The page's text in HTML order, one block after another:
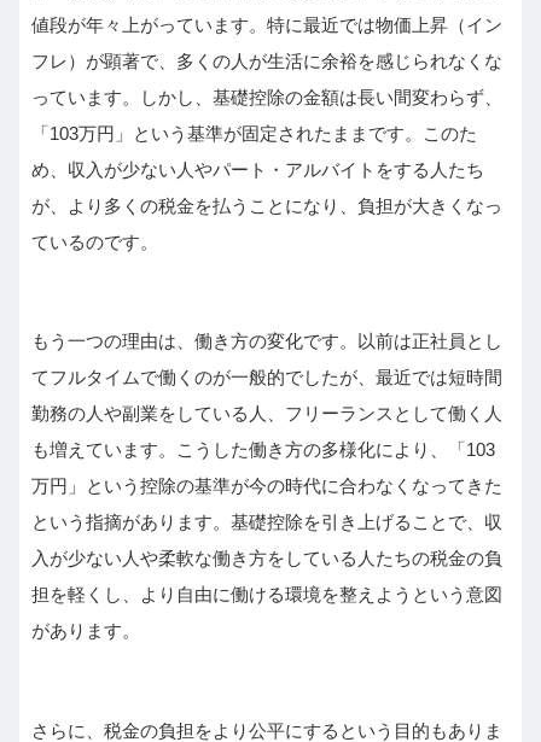
値段が年々上がっています。特に最近では物価上昇（イン
フレ）が顕著で、多くの人が生活に余裕を感じられなくな
っています。しかし、基礎控除の金額は長い間変わらず、
「103万円」という基準が固定されたままです。このた
め、収入が少ない人やパート・アルバイトをする人たち
が、より多くの税金を払うことになり、負担が大きくなっ
ているのです。
もう一つの理由は、働き方の変化です。以前は正社員とし
てフルタイムで働くのが一般的でしたが、最近では短時間
勤務の人や副業をしている人、フリーランスとして働く人
も増えています。こうした働き方の多様化により、「103
万円」という控除の基準が今の時代に合わなくなってきた
という指摘があります。基礎控除を引き上げることで、収
入が少ない人や柔軟な働き方をしている人たちの税金の負
担を軽くし、より自由に働ける環境を整えようという意図
があります。
さらに、税金の負担をより公平にするという目的もありま